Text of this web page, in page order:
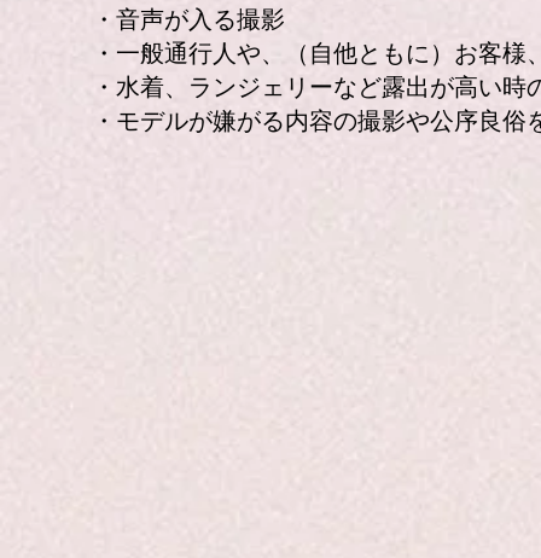
・音声が入る撮影
・一般通行人や、（自他ともに）お客
・水着、ランジェリーなど露出が高い時
・モデルが嫌がる内容の撮影や公序良俗